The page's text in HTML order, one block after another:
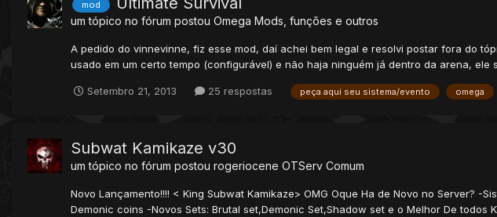
mod
um tópico no fórum postou Omega Mods, funções e outros
A pedido do vinnevinne, fiz esse mod, daí achei bem legal e resolvi postar fora do
usado em um certo tempo (configurável) e não haja ninguém já dentro da arena, ele
Setembro 21, 2013 25 respostas peça aqui seu sistema/evento omega
Subwat Kamikaze v30
um tópico no fórum postou rogeriocene OTServ Comum
Novo Lançamento!!!! < King Subwat Kamikaze> OMG Oque Ha de Novo no Server?
Demonic coins -Novos Sets: Brutal set,Demonic Set,Shadow set e o Melhor De todos